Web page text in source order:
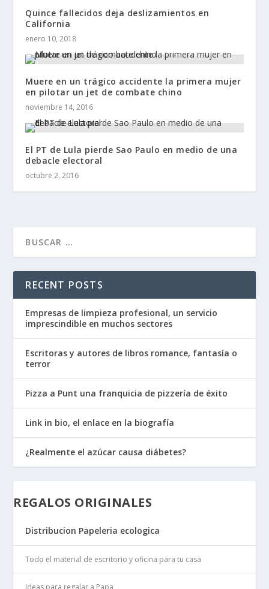
Quince fallecidos deja deslizamientos en
California
enero 10, 2018
Muere en un trágico accidente la primera mujer
en pilotar un jet de combate chino
noviembre 14, 2016
El PT de Lula pierde Sao Paulo en medio de una
debacle electoral
octubre 2, 2016
RECENT POSTS
Empresas de limpieza profesional, un servicio
imprescindible en muchos sectores
Escritoras y autores de libros romance, fantasía o
terror
Pizza a Punt una franquicia de pizzería de éxito
Link in bio, el enlace en la biografía
¿Realmente el azúcar causa diábetes?
REGALOS ORIGINALES
Distribucion Papeleria ecologica
Todo el material de escritorio y oficina para tu casa
Ideas para regalar a Papa